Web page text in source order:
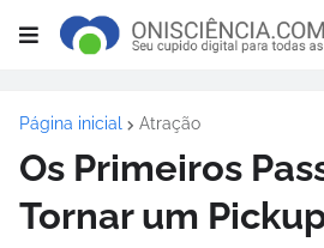
Página inicial Atração
Os Primeiros
Tornar um